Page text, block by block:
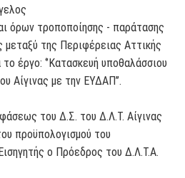
τροποποίησης - παράτασης
μεταξύ της Περιφέρειας Αττικής
έργο: ‘’Κατασκευή υποθαλάσσιου
Αίγινας με την ΕΥΔΑΠ’’.
του Δ.Σ. του Δ.Λ.Τ. Αίγινας
προϋπολογισμού του
ο Πρόεδρος του Δ.Λ.Τ.Α.